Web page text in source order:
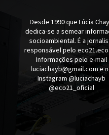
Desde 1990 que Lúcia
dedica-se a semear
socioambiental. É a
responsável pelo
Informações pelo e-mail
luciachayb@gmail.com e
Instagram @luciachayb
@eco21_oficial